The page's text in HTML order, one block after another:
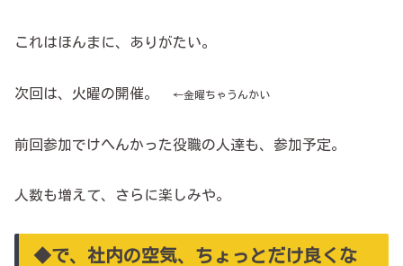
これはほんまに、ありがたい。
次回は、火曜の開催。 ←金曜ちゃうんかい
前回参加でけへんかった役職の人達も、参加予定。
人数も増えて、さらに楽しみや。
◆で、社内の空気、ちょっとだけ良くな